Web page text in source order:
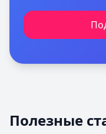
Полезные